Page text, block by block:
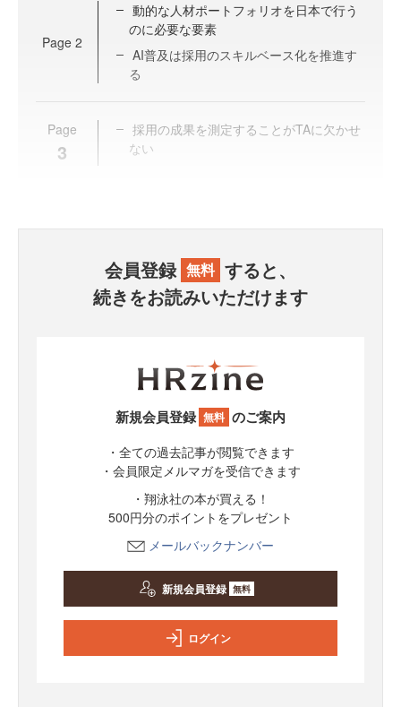
Page 2
動的な人材ポートフォリオを日本で行う
のに必要な要素
AI普及は採用のスキルベース化を推進す
る
Page
3
採用の成果を測定することがTAに欠かせ
ない
会員登録 無料 すると、
続きをお読みいただけます
新規会員登録 無料 のご案内
・全ての過去記事が閲覧できます
・会員限定メルマガを受信できます
・翔泳社の本が買える！
500円分のポイントをプレゼント
メールバックナンバー
新規会員登録 無料
ログイン